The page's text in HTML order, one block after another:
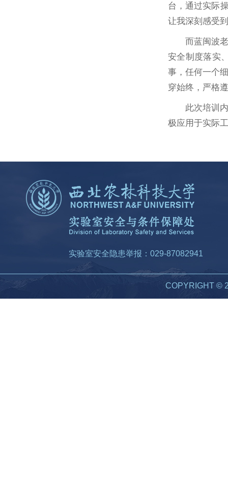
台，通过实际
让我深刻感受
而蓝闽波
安全制度落实
事，任何一个
穿始终，严格
此次培训
极应用于实际
实验室安全隐患举报：029-87082941
COPYRIGHT ©